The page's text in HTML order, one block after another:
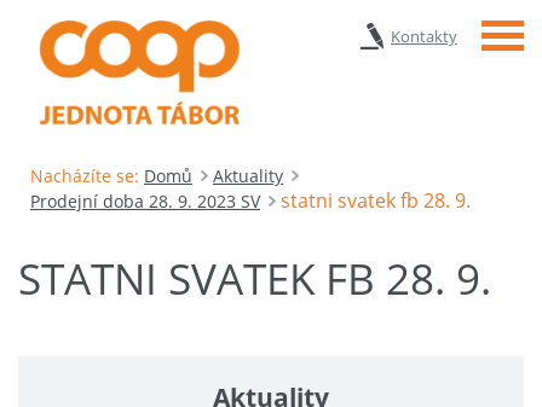
Kontakty Menu
Nacházíte se: Domů
Aktuality
Prodejní doba 28. 9. 2023 SV
statni svatek fb 28. 9.
STATNI SVATEK FB 28. 9.
Aktuality